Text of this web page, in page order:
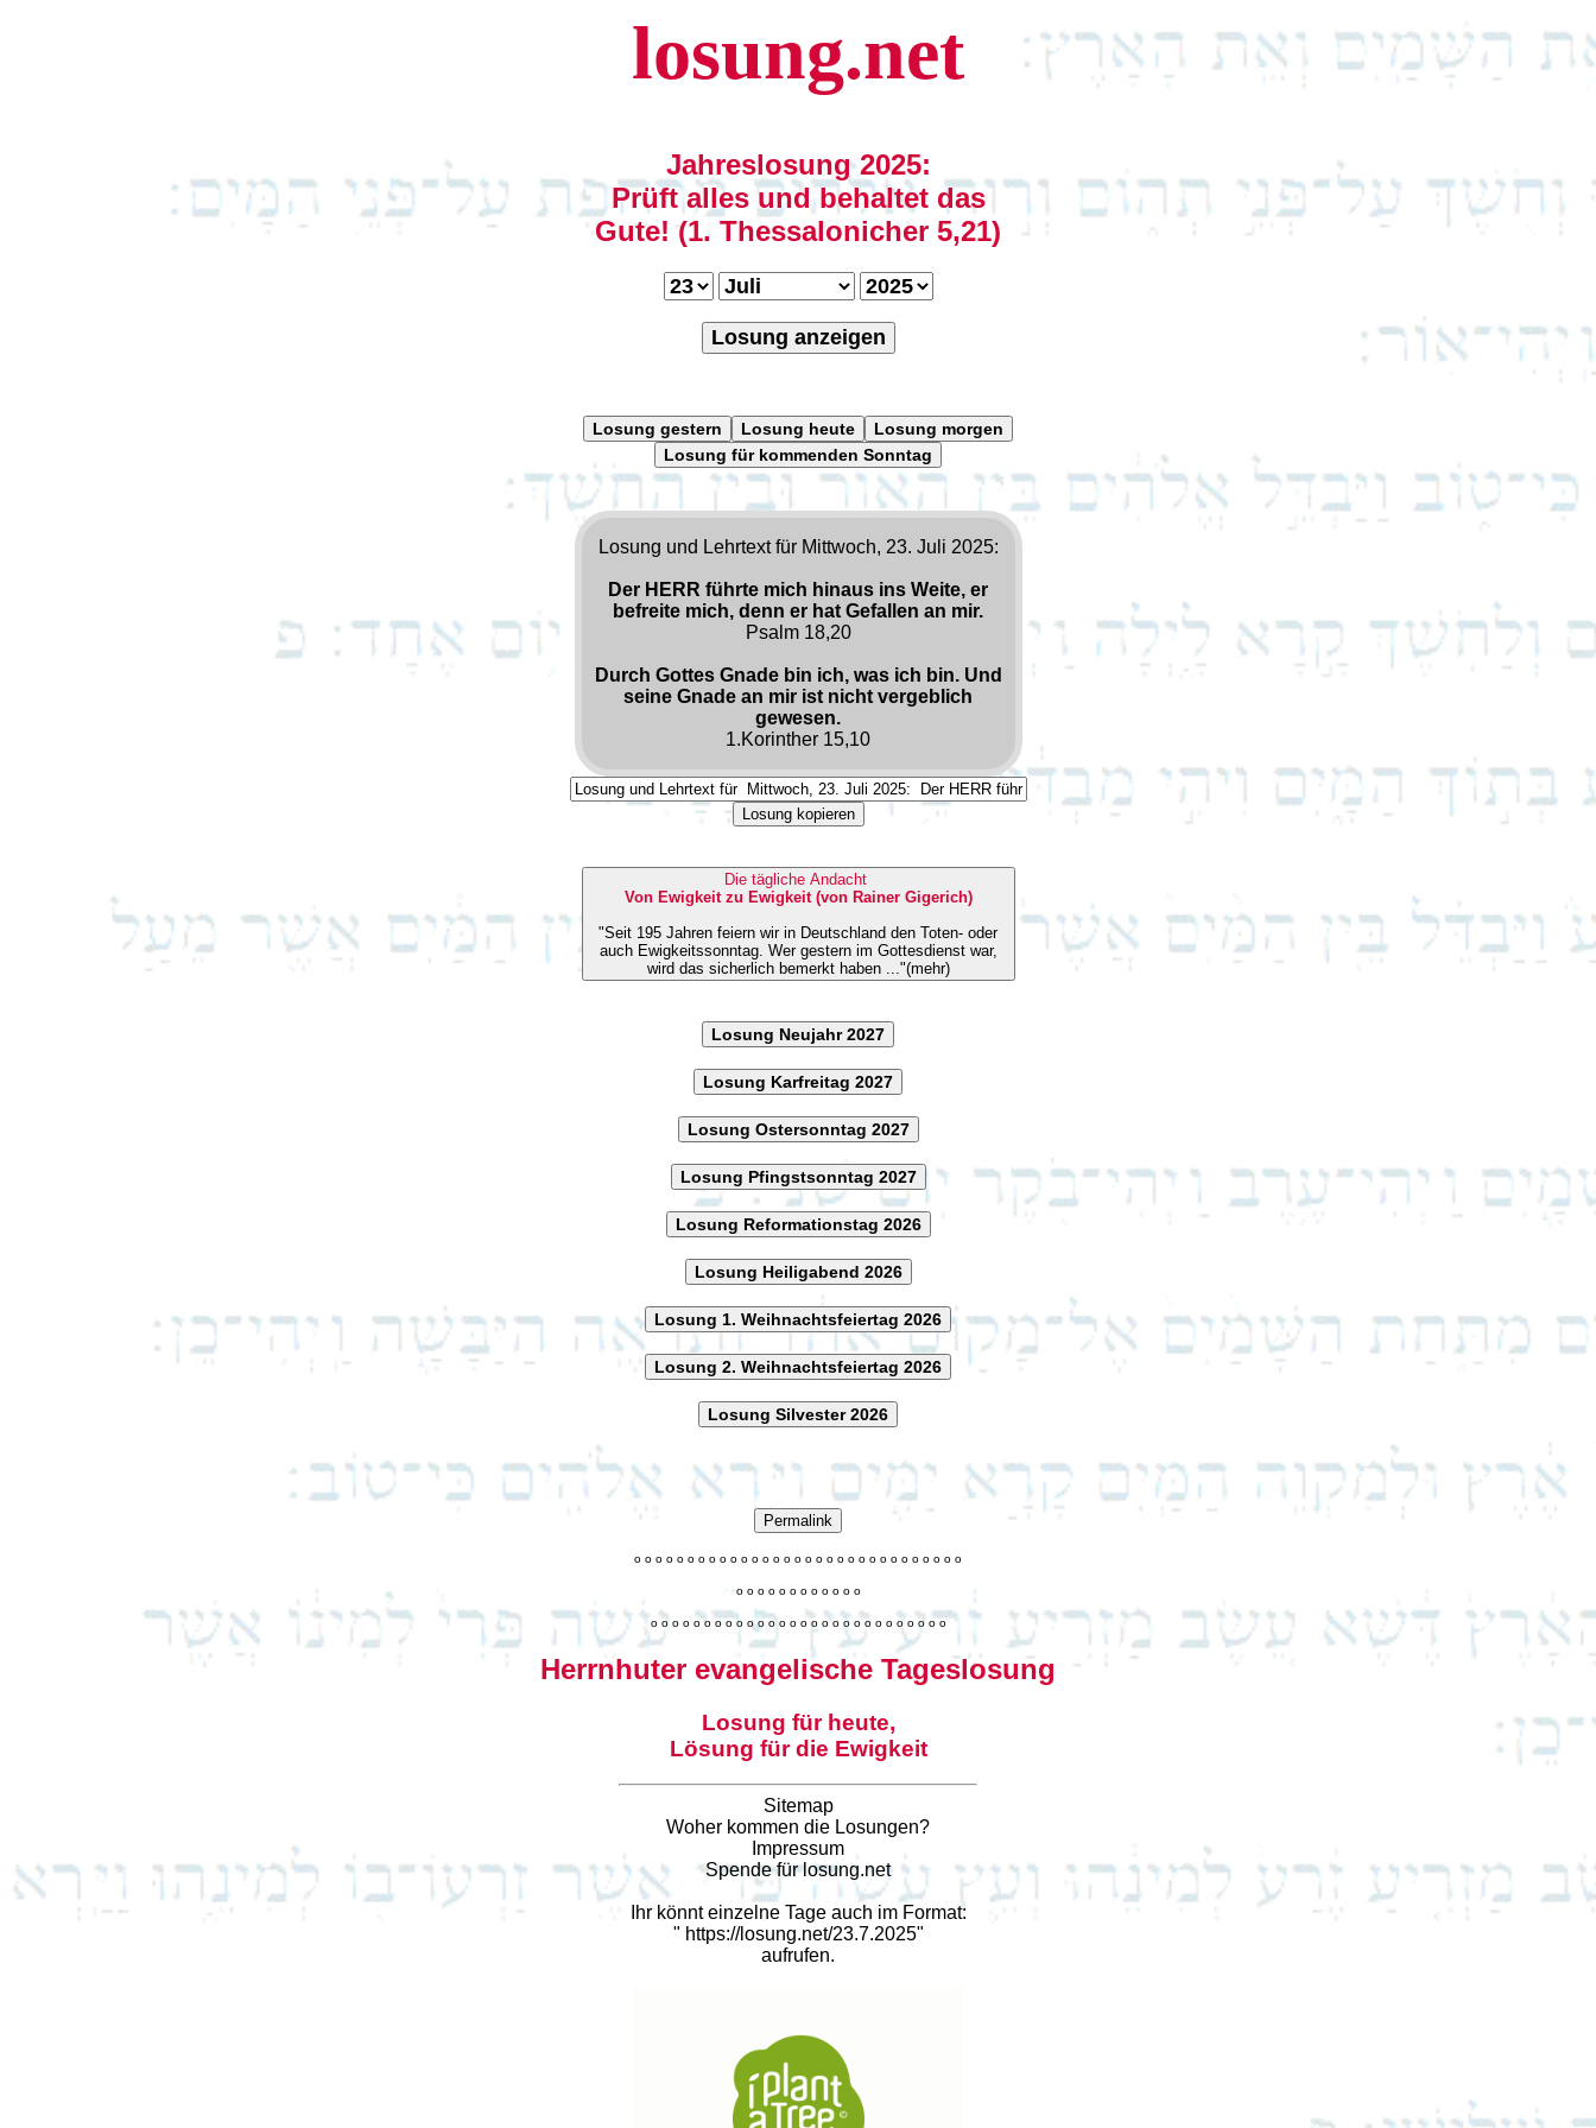
losung.net
Jahreslosung 2025:
Prüft alles und behaltet das
Gute! (1. Thessalonicher 5,21)
Losung anzeigen
Losung gestern Losung heute
Losung morgen
Losung für kommenden Sonntag
Losung und Lehrtext für Mittwoch, 23. Juli 2025:
Der HERR führte mich hinaus ins Weite, er
befreite mich, denn er hat Gefallen an mir.
Psalm 18,20
Durch Gottes Gnade bin ich, was ich bin. Und
seine Gnade an mir ist nicht vergeblich
gewesen.
1.Korinther 15,10
Losung kopieren
Die tägliche Andacht
Von Ewigkeit zu Ewigkeit (von Rainer Gigerich)
"Seit 195 Jahren feiern wir in Deutschland den Toten- oder
auch Ewigkeitssonntag. Wer gestern im Gottesdienst war,
wird das sicherlich bemerkt haben ..."(mehr)
Losung Neujahr 2027
Losung Karfreitag 2027
Losung Ostersonntag 2027
Losung Pfingstsonntag 2027
Losung Reformationstag 2026
Losung Heiligabend 2026
Losung 1. Weihnachtsfeiertag 2026
Losung 2. Weihnachtsfeiertag 2026
Losung Silvester 2026
Permalink
o o o o o o o o o o o o o o o o o o o o o o o o o o o o o o o
o o o o o o o o o o o o
o o o o o o o o o o o o o o o o o o o o o o o o o o o o
Herrnhuter evangelische Tageslosung
Losung für heute,
Lösung für die Ewigkeit
Sitemap
Woher kommen die Losungen?
Impressum
Spende für losung.net
Ihr könnt einzelne Tage auch im Format:
" https://losung.net/23.7.2025"
aufrufen.